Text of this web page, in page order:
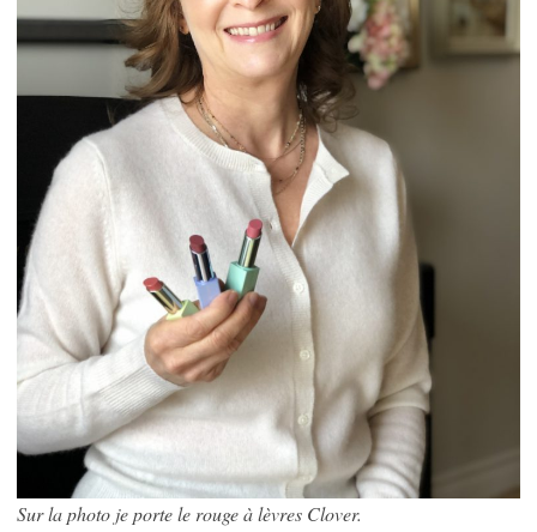
Sur la photo je porte le rouge à lèvres Clover.